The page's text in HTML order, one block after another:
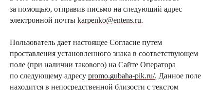
за помощью, отправив письмо на следующий адрес
электронной почты karpenko@entens.ru.
Пользователь дает настоящее Согласие путем
проставления установленного знака в соответствующем
поле (при наличии такового) на Сайте Оператора
по следующему адресу promo.gubaha-pik.ru/. Данное поле
находится в непосредственной близости с текстом
ПРОЕКТЫ
День рождения на высоте
© ООО «ГУБАХА ОТЕЛЬ ГРУПП», 2025 г. Все права защищены.
Разработано агентством
ПОДПИШИТЕСЬ
Кафе Montblanc Документы